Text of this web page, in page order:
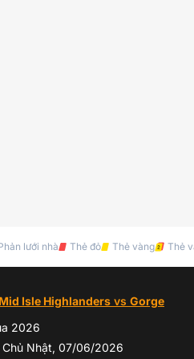
lưới nhà Thẻ đỏ Thẻ vàng Thẻ
Mid Isle Highlanders vs Gorge
2026
Chủ Nhật, 07/06/2026